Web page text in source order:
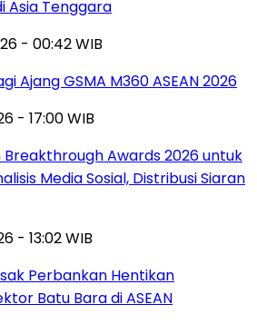
Asia Tenggara
- 00:42 WIB
Ajang GSMA M360 ASEAN 2026
- 17:00 WIB
Breakthrough Awards 2026 untuk
Media Sosial, Distribusi Siaran
- 13:02 WIB
Perbankan Hentikan
Batu Bara di ASEAN